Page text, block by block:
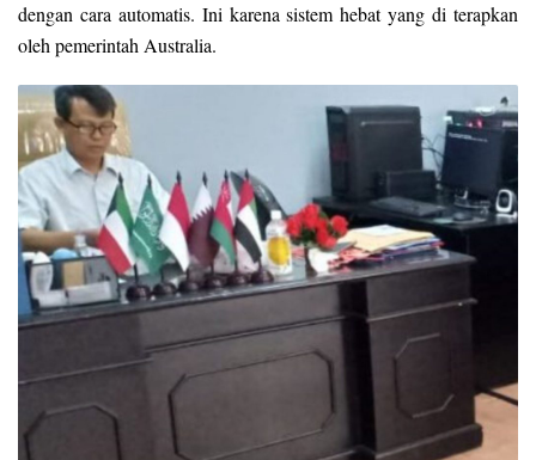
dengan cara automatis. Ini karena sistem hebat yang di terapkan
oleh pemerintah Australia.